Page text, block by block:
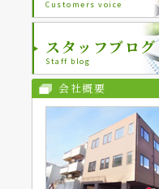
Customers voice
スタッフブログ
Staff blog
会社概要